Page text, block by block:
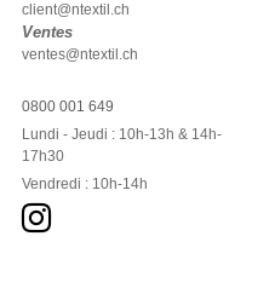
client@ntextil.ch
Ventes
ventes@ntextil.ch
0800 001 649
Lundi - Jeudi : 10h-13h & 14h-
17h30
Vendredi : 10h-14h